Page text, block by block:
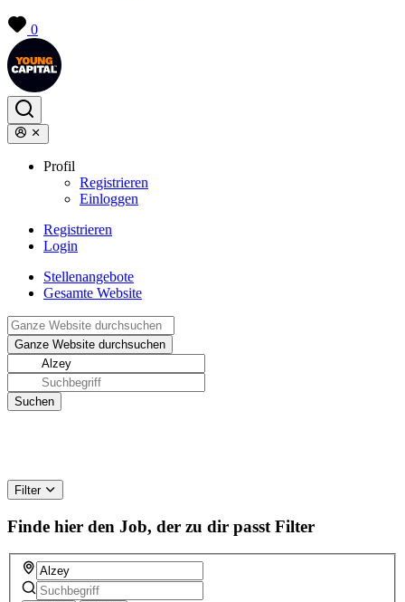
0
Profil
Registrieren
Einloggen
Registrieren
Login
Stellenangebote
Gesamte Website
Filter
Finde hier den Job, der zu dir passt Filter